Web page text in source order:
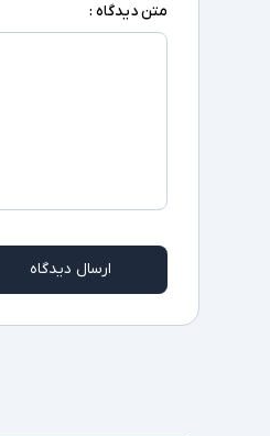
متن دیدگاه :
ارسال دیدگاه